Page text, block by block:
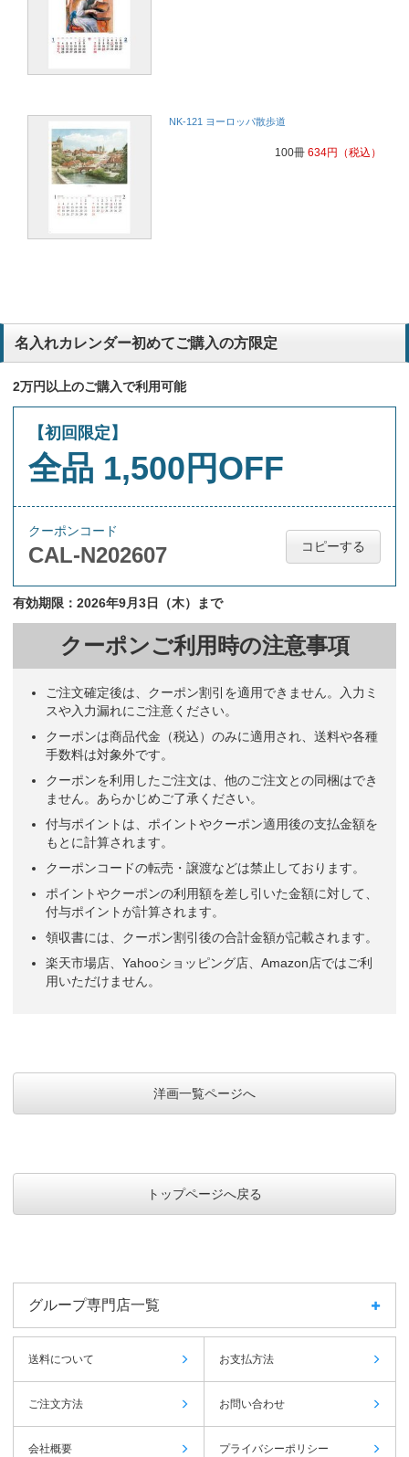
NK-121 ヨーロッパ散歩道
100冊 634円 （税込）
名入れカレンダー初めてご購入の方限定
2万円以上のご購入で利用可能
【初回限定】
全品 1,500円OFF
クーポンコード
CAL-N202607 コピーする
有効期限：2026年9月3日（木）まで
クーポンご利用時の注意事項
ご注文確定後は、クーポン割引を適用できません。入力ミ
スや入力漏れにご注意ください。
クーポンは商品代金（税込）のみに適用され、送料や各種
手数料は対象外です。
クーポンを利用したご注文は、他のご注文との同梱はでき
ません。あらかじめご了承ください。
付与ポイントは、ポイントやクーポン適用後の支払金額を
もとに計算されます。
クーポンコードの転売・譲渡などは禁止しております。
ポイントやクーポンの利用額を差し引いた金額に対して、
付与ポイントが計算されます。
領収書には、クーポン割引後の合計金額が記載されます。
楽天市場店、Yahooショッピング店、Amazon店ではご利
用いただけません。
洋画一覧ページへ
トップページへ戻る
グループ専門店一覧
送料について お支払方法
ご注文方法 お問い合わせ
会社概要 プライバシーポリシー